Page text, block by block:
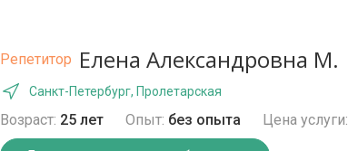
Репетитор Елена Александровна М.
Санкт-Петербург, Пролетарская
Возраст: 25 лет Опыт: без опыта Цена услуги: